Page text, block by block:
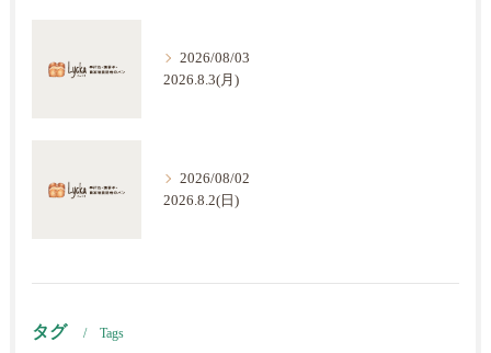
2026/08/03
2026.8.3(月)
2026/08/02
2026.8.2(日)
タグ Tags